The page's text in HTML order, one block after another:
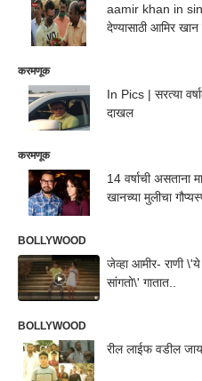
aamir khan in
देण्यासाठी आमिर खान
करमणूक
In Pics | सरत्या
दाखल
करमणूक
14 वर्षाची असताना माझ्यावर लैगिंक अत्याचार झाले, आमिर
खानच्या मुलीचा
BOLLYWOOD
जेव्हा आमीर- राणी
सांगतो\' गातात..
BOLLYWOOD
रील लाईफ वडील